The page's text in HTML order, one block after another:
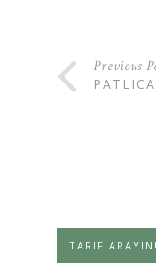
Previous
TARIF ARAYIN!